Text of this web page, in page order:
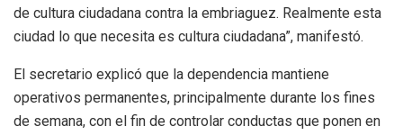
de cultura ciudadana contra la embriaguez. Realmente esta
ciudad lo que necesita es cultura ciudadana”, manifestó.
El secretario explicó que la dependencia mantiene
operativos permanentes, principalmente durante los fines
de semana, con el fin de controlar conductas que ponen en